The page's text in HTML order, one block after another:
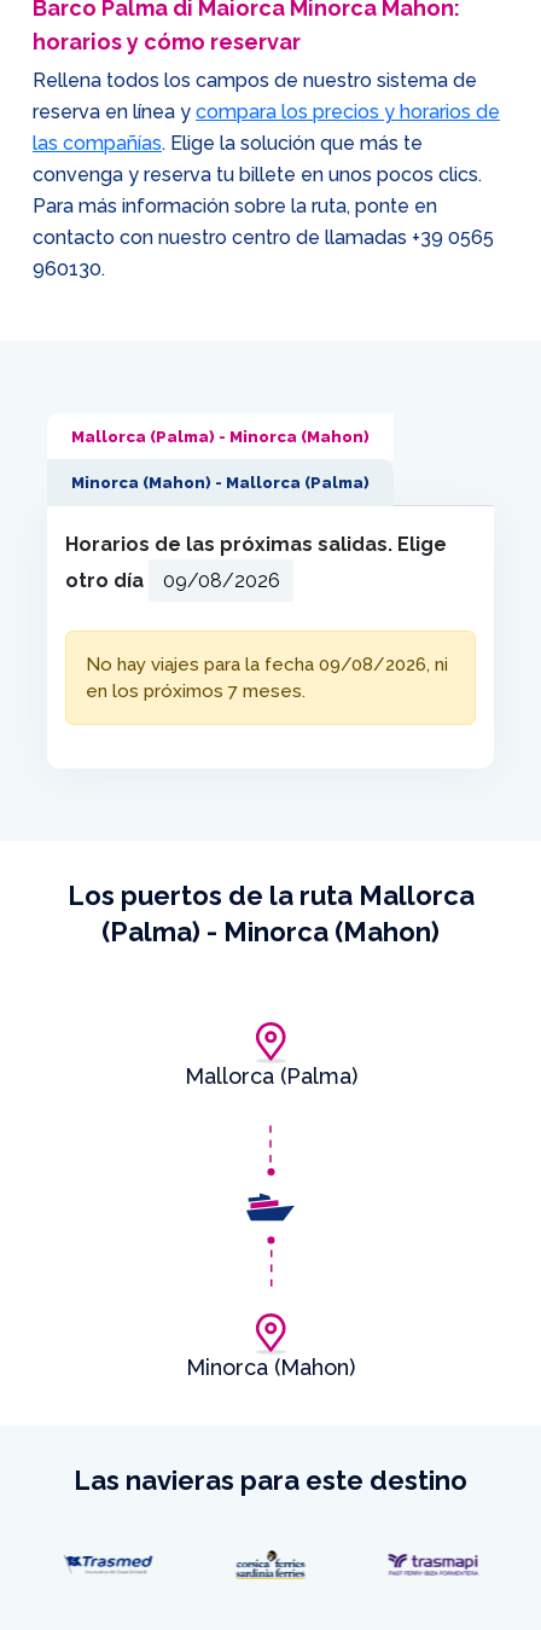
Barco Palma di Maiorca Minorca Mahon:
horarios y cómo reservar
Rellena todos los campos de nuestro sistema de
reserva en línea y compara los precios y horarios de
las compañías. Elige la solución que más te
convenga y reserva tu billete en unos pocos clics.
Para más información sobre la ruta, ponte en
contacto con nuestro centro de llamadas +39 0565
960130.
Mallorca (Palma) - Minorca (Mahon)
Minorca (Mahon) - Mallorca (Palma)
Horarios de las próximas salidas. Elige
otro día
No hay viajes para la fecha 09/08/2026, ni
en los próximos 7 meses.
Los puertos de la ruta Mallorca
(Palma) - Minorca (Mahon)
Mallorca (Palma)
Minorca (Mahon)
Las navieras para este destino